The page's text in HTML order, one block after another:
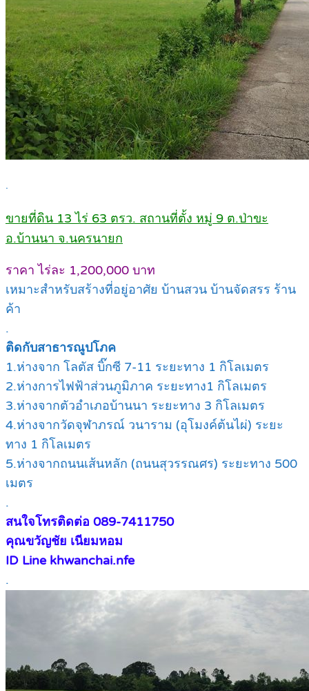
.
ขายที่ดิน 13 ไร่ 63 ตรว. สถานที่ตั้ง หมู่ 9 ต.ป่าขะ
อ.บ้านนา จ.นครนายก
ราคา ไร่ละ 1,200,000 บาท
เหมาะสำหรับสร้างที่อยู่อาศัย บ้านสวน บ้านจัดสรร ร้าน
ค้า
.
ติดกับสาธารณูปโภค
1.ห่างจาก โลตัส บิ๊กซี 7-11 ระยะทาง 1 กิโลเมตร
2.ห่างการไฟฟ้าส่วนภูมิภาค ระยะทาง1 กิโลเมตร
3.ห่างจากตัวอำเภอบ้านนา ระยะทาง 3 กิโลเมตร
4.ห่างจากวัดจุฬาภรณ์ วนาราม (อุโมงค์ต้นไผ่) ระยะ
ทาง 1 กิโลเมตร
5.ห่างจากถนนเส้นหลัก (ถนนสุวรรณศร) ระยะทาง 500
เมตร
.
สนใจโทรติดต่อ 089-7411750
คุณขวัญชัย เนียมหอม
ID Line khwanchai.nfe
.